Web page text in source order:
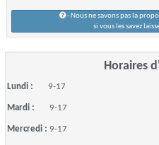
- Nous ne savons pas la
si vous les savez
Horaires
Lundi : 9-17
Mardi : 9-17
Mercredi : 9-17